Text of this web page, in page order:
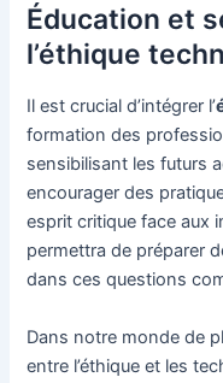
Éducation et
l’éthique
Il est crucial d’intégrer l’
formation des
sensibilisant les futurs
encourager des
esprit critique face aux
permettra de préparer
dans ces questions
Dans notre monde de
entre l’éthique et les